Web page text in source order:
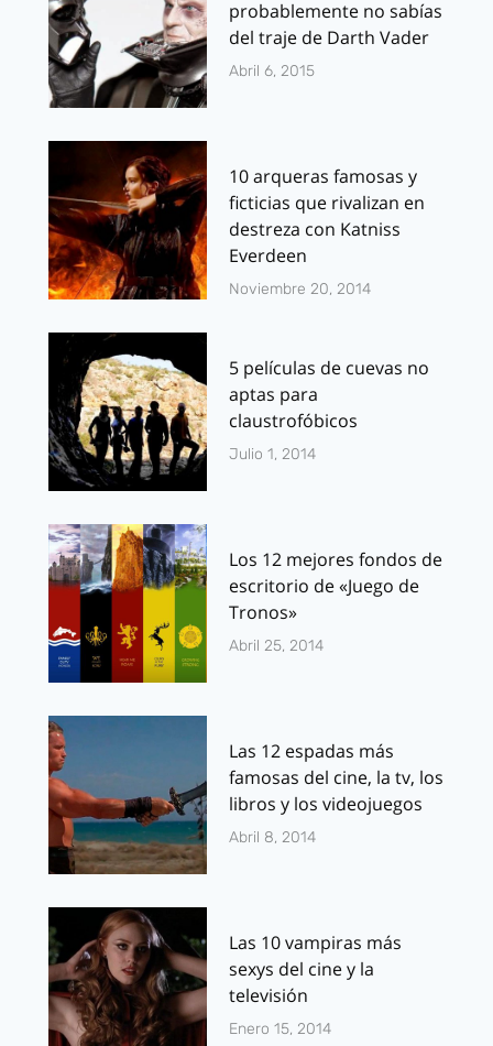
probablemente no sabías
del traje de Darth Vader
Abril 6, 2015
10 arqueras famosas y
ficticias que rivalizan en
destreza con Katniss
Everdeen
Noviembre 20, 2014
5 películas de cuevas no
aptas para
claustrofóbicos
Julio 1, 2014
Los 12 mejores fondos de
escritorio de «Juego de
Tronos»
Abril 25, 2014
Las 12 espadas más
famosas del cine, la tv, los
libros y los videojuegos
Abril 8, 2014
Las 10 vampiras más
sexys del cine y la
televisión
Enero 15, 2014